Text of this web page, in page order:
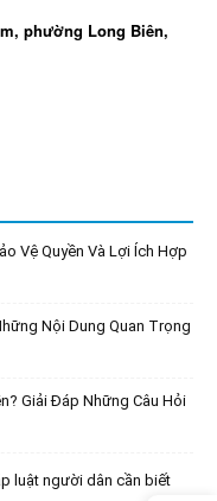
phường Long Biên,
Vệ Quyền Và Lợi Ích Hợp
Nội Dung Quan Trọng
Giải Đáp Những Câu Hỏi
luật người dân cần biết